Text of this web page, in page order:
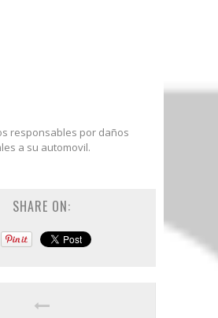
responsables por daños
a su automovil.
SHARE ON: